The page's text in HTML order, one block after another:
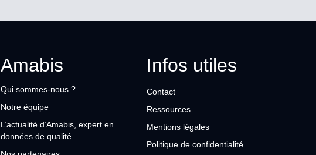
Amabis
Qui sommes-nous ?
Notre équipe
L’actualité d’Amabis, expert en
données de qualité
Infos utiles
Contact
Ressources
Mentions légales
Politique de confidentialité